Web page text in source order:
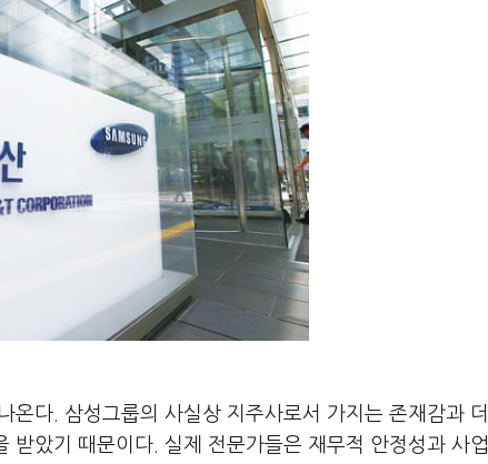
다. 삼성그룹의 사실상 지주사로서 가지는 존재감과 더
았기 때문이다. 실제 전문가들은 재무적 안정성과 사업